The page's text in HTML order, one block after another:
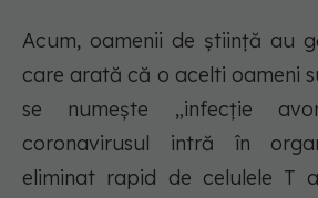
Acum, oamenii de știință au
care arată că o acelti oameni
se numește „infecție
coronavirusul intră în
eliminat rapid de celulele T